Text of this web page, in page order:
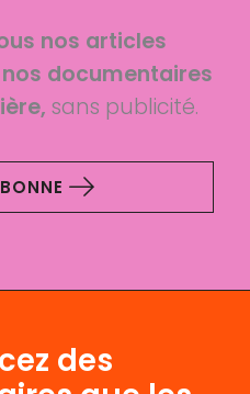
nos articles
documentaires
sans publicité.
des